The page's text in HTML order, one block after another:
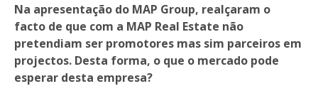
Na apresentação do MAP Group, realçaram o
facto de que com a MAP Real Estate não
pretendiam ser promotores mas sim parceiros em
projectos. Desta forma, o que o mercado pode
esperar desta empresa?